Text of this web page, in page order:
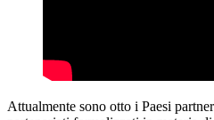
Attualmente sono otto i Paesi